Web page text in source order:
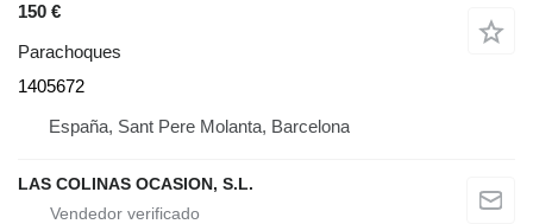
150 €
Parachoques
1405672
España, Sant Pere Molanta, Barcelona
LAS COLINAS OCASION, S.L.